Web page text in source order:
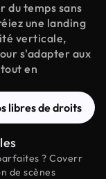
du temps sans
une landing
verticale,
s'adapter aux
en
libres de droits
? Coverr
de scènes